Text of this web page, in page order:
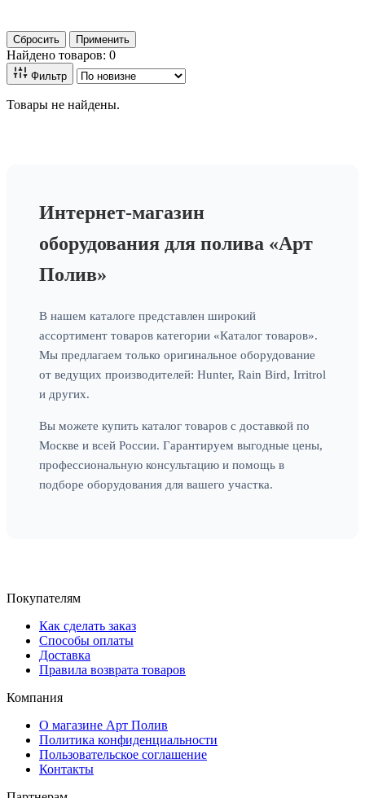
Сбросить
Применить
Найдено товаров: 0
Фильтр
Товары не найдены.
Интернет-магазин
оборудования для полива «Арт
Полив»
В нашем каталоге представлен широкий
ассортимент товаров категории «Каталог товаров».
Мы предлагаем только оригинальное оборудование
от ведущих производителей: Hunter, Rain Bird, Irritrol
и других.
Вы можете купить каталог товаров с доставкой по
Москве и всей России. Гарантируем выгодные цены,
профессиональную консультацию и помощь в
подборе оборудования для вашего участка.
Покупателям
Как сделать заказ
Способы оплаты
Доставка
Правила возврата товаров
Компания
О магазине Арт Полив
Политика конфиденциальности
Пользовательское соглашение
Контакты